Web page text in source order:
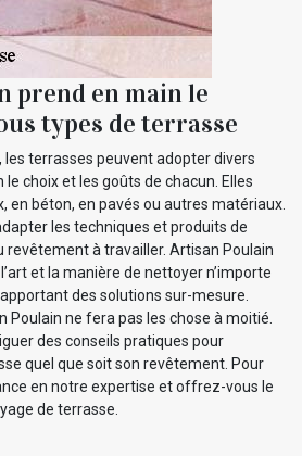
prend en main le
types de terrasse
les terrasses peuvent adopter divers
choix et les goûts de chacun. Elles
en béton, en pavés ou autres matériaux.
les techniques et produits de
à travailler. Artisan Poulain
et la manière de nettoyer n’importe
des solutions sur-mesure.
Poulain ne fera pas les chose à moitié.
des conseils pratiques pour
quel que soit son revêtement. Pour
en notre expertise et offrez-vous le
de terrasse.